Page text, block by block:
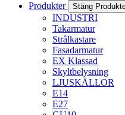
Produkter Stäng
INDUSTRI
Takarmatur
Strålkastare
Fasadarmatur
EX Klassad
Skyltbelysning
LJUSKÄLLOR
E14
E27